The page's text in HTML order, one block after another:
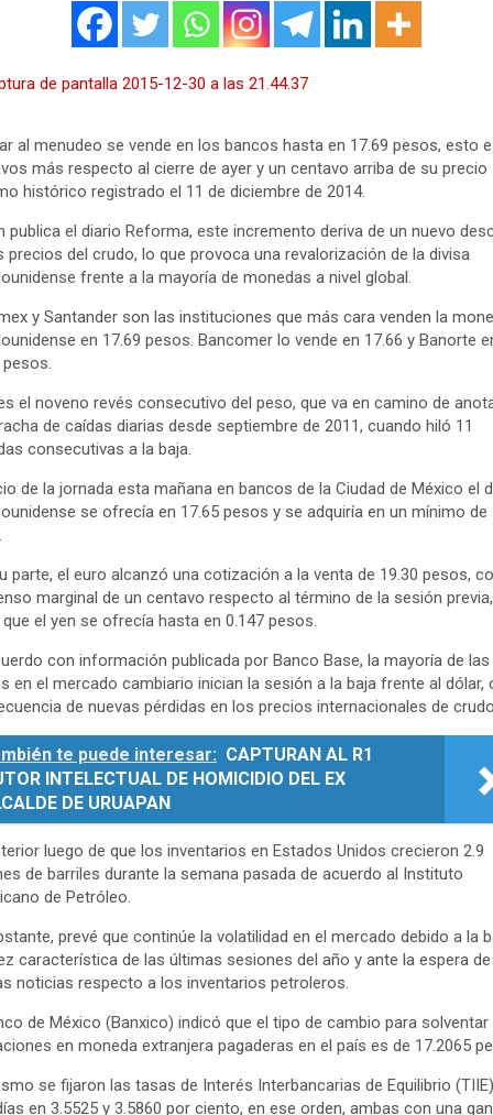
al menudeo se vende en los bancos hasta en 17.69 pesos, esto
más respecto al cierre de ayer y un centavo arriba de su precio
histórico registrado el 11 de diciembre de 2014.
publica el diario Reforma, este incremento deriva de un nuevo
precios del crudo, lo que provoca una revalorización de la divisa
frente a la mayoría de monedas a nivel global.
y Santander son las instituciones que más cara venden la
en 17.69 pesos. Bancomer lo vende en 17.66 y Banorte
pesos.
el noveno revés consecutivo del peso, que va en camino de
de caídas diarias desde septiembre de 2011, cuando hiló 11
consecutivas a la baja.
de la jornada esta mañana en bancos de la Ciudad de México el
se ofrecía en 17.65 pesos y se adquiría en un mínimo de
parte, el euro alcanzó una cotización a la venta de 19.30 pesos,
marginal de un centavo respecto al término de la sesión
el yen se ofrecía hasta en 0.147 pesos.
con información publicada por Banco Base, la mayoría de las
en el mercado cambiario inician la sesión a la baja frente al dólar,
de nuevas pérdidas en los precios internacionales de
te puede interesar: CAPTURAN AL R1
INTELECTUAL DE HOMICIDIO DEL EX
DE URUAPAN
luego de que los inventarios en Estados Unidos crecieron 2.9
de barriles durante la semana pasada de acuerdo al Instituto
de Petróleo.
prevé que continúe la volatilidad en el mercado debido a la
característica de las últimas sesiones del año y ante la espera de
noticias respecto a los inventarios petroleros.
de México (Banxico) indicó que el tipo de cambio para solventar
en moneda extranjera pagaderas en el país es de 17.2065
se fijaron las tasas de Interés Interbancarias de Equilibrio
en 3.5525 y 3.5860 por ciento, en ese orden, ambas con una